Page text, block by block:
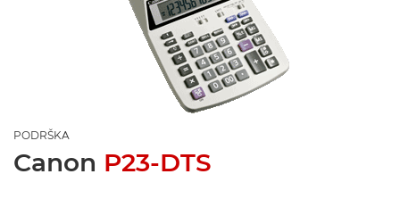
PODRŠKA
Canon P23-DTS